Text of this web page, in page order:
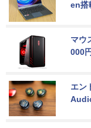
en搭
マウ
000
エン